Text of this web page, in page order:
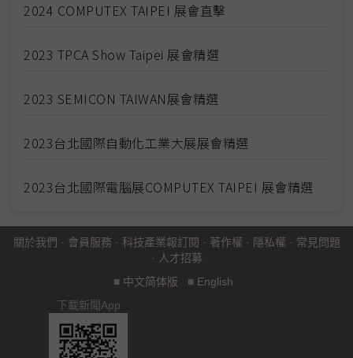
2024 COMPUTEX TAIPEI 展會直擊
2023 TPCA Show Taipei 展會精選
2023 SEMICON TAIWAN展會精選
2023台北國際自動化工業大展展會精選
2023台北國際電腦展COMPUTEX TAIPEI 展會精選
關於我們 · 會員服務 · 科技產業報訂閱 · 著作權 · 隱私權 · 常見問題
· 人才招募
■ 中文简体版 ■ English
下載新聞App